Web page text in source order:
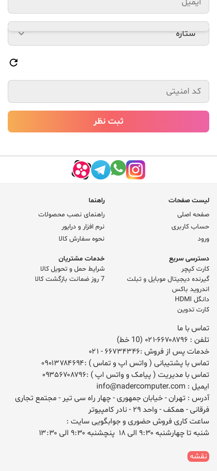
ستاره
ثبت نظر
لیست صفحات
صفحه اصلی
حساب کاربری
ورود
راهنما
راهنمای نصب محصولات
نرم افزار و درایور
نحوه سفارش کالا
دسترسی سریع
کارت کپچر
گیرنده دیجیتال موبایل و تبلت
اندروید باکس
دانگل HDMI
کارت تدوین
خدمات مشتریان
شرایط حمل و تحویل کالا
7 روز ضمانت بازگشت کالا
تماس با ما
تلفن : ۰۲۱-۶۶۷۰۸۷۹۶ (10 خط)
خدمات پس از فروش :۶۶۷۳۴۳۴۶ - ۰۲۱
تماس با پشتیبانی ( واتس اپ و تماس ) :۰۹۰۱۳۷۸۴۶۹۴
تماس با مدیریت ( پیامک و واتس اپ ) :۰۹۳۵۶۷۰۸۷۹۶
ایمیل : info@nadercomputer.com
آدرس : تهران - خیابان جمهوری - چهار راه سی تیر - مجتمع تجاری
فرقانی - همکف - واحد ۲۹ - نادر کامپیوتر
ساعت کاری فروش حضوری و جوابگویی سایت :
شنبه تا چهارشنبه ۹:۳۰ الی ۱۸ پنچشنبه ۹:۳۰ الی ۱۳:۳۰
نقشه